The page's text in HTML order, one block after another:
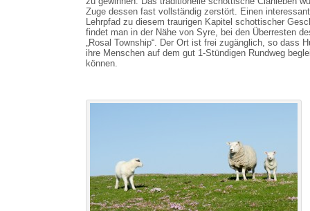
Zuge dessen fast vollständig zerstört. Einen
Lehrpfad zu diesem traurigen Kapitel schottischer
findet man in der Nähe von Syre, bei den Überresten
„Rosal Township“. Der Ort ist frei zugänglich, so dass
ihre Menschen auf dem gut 1-Stündigen Rundweg
können.